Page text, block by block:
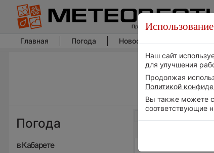
Главная Погода Новости погоды
Погода
в Кабарете
Наш сайт
для улучшения
Продолжая
Политикой
Вы также можете
соответствующие